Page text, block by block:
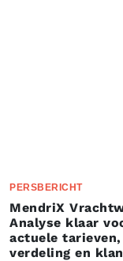
PERSBERICHT
MendriX
Analyse klaar
actuele tarieven,
verdeling en